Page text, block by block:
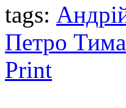
tags:
Петро Тима
Print